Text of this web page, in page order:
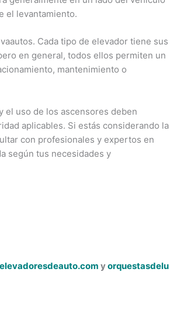
el levantamiento.
Cada tipo de elevador tiene sus
en general, todos ellos permiten un
mantenimiento o
el uso de los ascensores deben
aplicables. Si estás considerando la
con profesionales y expertos en
según tus necesidades y
elevadoresdeauto.com yorquestasdelu